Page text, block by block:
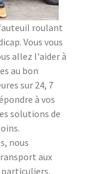
roulant
Vous vous
allez l'aider à
au bon
sur 24, 7
à vos
solutions de
nous
aux
particuliers.